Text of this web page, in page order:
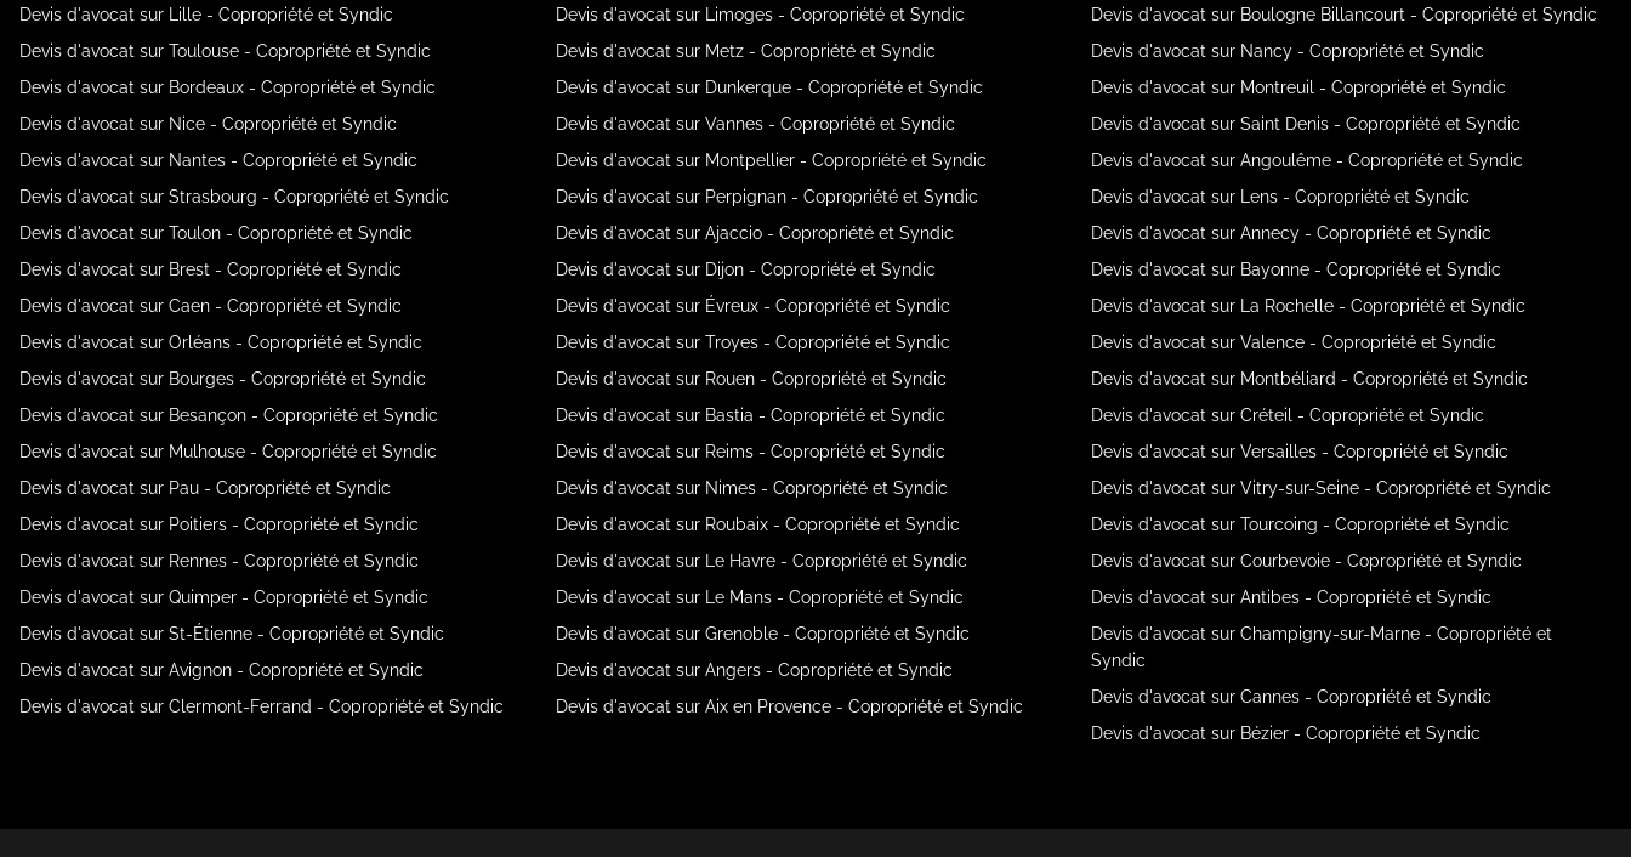
Devis d'avocat sur Lille - Copropriété et Syndic
Devis d'avocat sur Toulouse - Copropriété et Syndic
Devis d'avocat sur Bordeaux - Copropriété et Syndic
Devis d'avocat sur Nice - Copropriété et Syndic
Devis d'avocat sur Nantes - Copropriété et Syndic
Devis d'avocat sur Strasbourg - Copropriété et Syndic
Devis d'avocat sur Toulon - Copropriété et Syndic
Devis d'avocat sur Brest - Copropriété et Syndic
Devis d'avocat sur Caen - Copropriété et Syndic
Devis d'avocat sur Orléans - Copropriété et Syndic
Devis d'avocat sur Bourges - Copropriété et Syndic
Devis d'avocat sur Besançon - Copropriété et Syndic
Devis d'avocat sur Mulhouse - Copropriété et Syndic
Devis d'avocat sur Pau - Copropriété et Syndic
Devis d'avocat sur Poitiers - Copropriété et Syndic
Devis d'avocat sur Rennes - Copropriété et Syndic
Devis d'avocat sur Quimper - Copropriété et Syndic
Devis d'avocat sur St-Étienne - Copropriété et Syndic
Devis d'avocat sur Avignon - Copropriété et Syndic
Devis d'avocat sur Clermont-Ferrand - Copropriété et Syndic
Devis d'avocat sur Limoges - Copropriété et Syndic
Devis d'avocat sur Metz - Copropriété et Syndic
Devis d'avocat sur Dunkerque - Copropriété et Syndic
Devis d'avocat sur Vannes - Copropriété et Syndic
Devis d'avocat sur Montpellier - Copropriété et Syndic
Devis d'avocat sur Perpignan - Copropriété et Syndic
Devis d'avocat sur Ajaccio - Copropriété et Syndic
Devis d'avocat sur Dijon - Copropriété et Syndic
Devis d'avocat sur Évreux - Copropriété et Syndic
Devis d'avocat sur Troyes - Copropriété et Syndic
Devis d'avocat sur Rouen - Copropriété et Syndic
Devis d'avocat sur Bastia - Copropriété et Syndic
Devis d'avocat sur Reims - Copropriété et Syndic
Devis d'avocat sur Nimes - Copropriété et Syndic
Devis d'avocat sur Roubaix - Copropriété et Syndic
Devis d'avocat sur Le Havre - Copropriété et Syndic
Devis d'avocat sur Le Mans - Copropriété et Syndic
Devis d'avocat sur Grenoble - Copropriété et Syndic
Devis d'avocat sur Angers - Copropriété et Syndic
Devis d'avocat sur Aix en Provence - Copropriété et Syndic
Devis d'avocat sur Boulogne Billancourt - Copropriété et Syndic
Devis d'avocat sur Nancy - Copropriété et Syndic
Devis d'avocat sur Montreuil - Copropriété et Syndic
Devis d'avocat sur Saint Denis - Copropriété et Syndic
Devis d'avocat sur Angoulême - Copropriété et Syndic
Devis d'avocat sur Lens - Copropriété et Syndic
Devis d'avocat sur Annecy - Copropriété et Syndic
Devis d'avocat sur Bayonne - Copropriété et Syndic
Devis d'avocat sur La Rochelle - Copropriété et Syndic
Devis d'avocat sur Valence - Copropriété et Syndic
Devis d'avocat sur Montbéliard - Copropriété et Syndic
Devis d'avocat sur Créteil - Copropriété et Syndic
Devis d'avocat sur Versailles - Copropriété et Syndic
Devis d'avocat sur Vitry-sur-Seine - Copropriété et Syndic
Devis d'avocat sur Tourcoing - Copropriété et Syndic
Devis d'avocat sur Courbevoie - Copropriété et Syndic
Devis d'avocat sur Antibes - Copropriété et Syndic
Devis d'avocat sur Champigny-sur-Marne - Copropriété et
Syndic
Devis d'avocat sur Cannes - Copropriété et Syndic
Devis d'avocat sur Bézier - Copropriété et Syndic